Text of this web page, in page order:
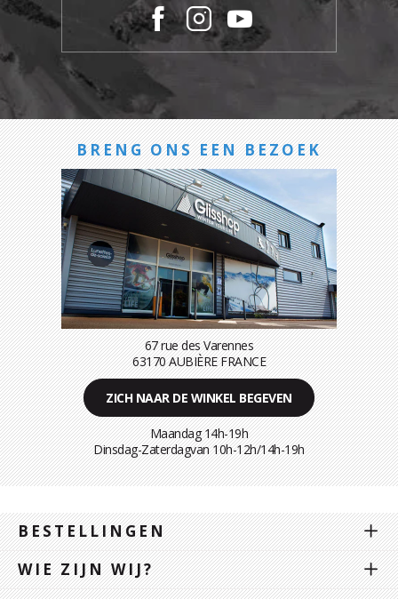
BRENG ONS EEN BEZOEK
67 rue des Varennes
63170 AUBIÈRE FRANCE
ZICH NAAR DE WINKEL BEGEVEN
Maandag 14h-19h
Dinsdag-Zaterdagvan 10h-12h/14h-19h
BESTELLINGEN
WIE ZIJN WIJ?